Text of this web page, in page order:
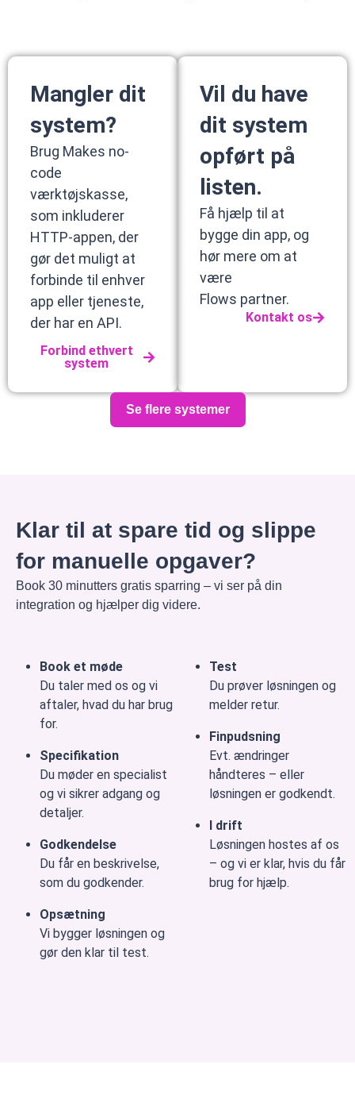
Mangler dit
system?
Brug Makes no-
code
værktøjskasse,
som inkluderer
HTTP-appen, der
gør det muligt at
forbinde til enhver
app eller tjeneste,
der har en API.
Forbind ethvert
system
Vil du have
dit system
opført på
listen.
Få hjælp til at
bygge din app, og
hør mere om at
være
Flows partner.
Kontakt os
Se flere systemer
Klar til at spare tid og slippe
for manuelle opgaver?
Book 30 minutters gratis sparring – vi ser på din
integration og hjælper dig videre.
Book et møde
Du taler med os og vi
aftaler, hvad du har brug
for.
Specifikation
Du møder en specialist
og vi sikrer adgang og
detaljer.
Godkendelse
Du får en beskrivelse,
som du godkender.
Opsætning
Vi bygger løsningen og
gør den klar til test.
Test
Du prøver løsningen og
melder retur.
Finpudsning
Evt. ændringer
håndteres – eller
løsningen er godkendt.
I drift
Løsningen hostes af os
– og vi er klar, hvis du får
brug for hjælp.